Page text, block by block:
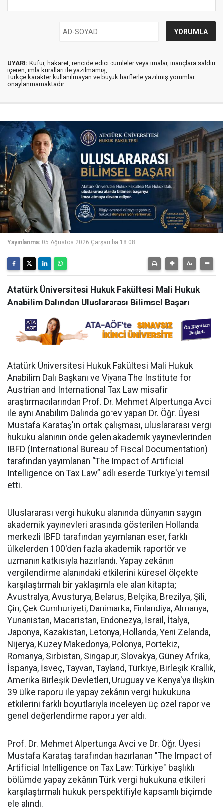
UYARI: Küfür, hakaret, rencide edici cümleler veya imalar, inançlara saldırı
içeren, imla kuralları ile yazılmamış,
Türkçe karakter kullanılmayan ve büyük harflerle yazılmış yorumlar
onaylanmamaktadır.
Yayınlanma: 05 Ağustos 2026 Çarşamba 18:08
Atatürk Üniversitesi Hukuk Fakültesi Mali Hukuk
Anabilim Dalından Uluslararası Bilimsel Başarı
Atatürk Üniversitesi Hukuk Fakültesi Mali Hukuk
Anabilim Dalı Başkanı ve Viyana The Institute for
Austrian and International Tax Law misafir
araştırmacılarından Prof. Dr. Mehmet Alpertunga Avci
ile aynı Anabilim Dalında görev yapan Dr. Öğr. Üyesi
Mustafa Karataş'ın ortak çalışması, uluslararası vergi
hukuku alanının önde gelen akademik yayınevlerinden
IBFD (International Bureau of Fiscal Documentation)
tarafından yayımlanan “The Impact of Artificial
Intelligence on Tax Law” adlı eserde Türkiye'yi temsil
etti.
Uluslararası vergi hukuku alanında dünyanın saygın
akademik yayınevleri arasında gösterilen Hollanda
merkezli IBFD tarafından yayımlanan eser, farklı
ülkelerden 100'den fazla akademik raportör ve
uzmanın katkısıyla hazırlandı. Yapay zekânın
vergilendirme alanındaki etkilerini küresel ölçekte
karşılaştırmalı bir yaklaşımla ele alan kitapta;
Avustralya, Avusturya, Belarus, Belçika, Brezilya, Şili,
Çin, Çek Cumhuriyeti, Danimarka, Finlandiya, Almanya,
Yunanistan, Macaristan, Endonezya, İsrail, İtalya,
Japonya, Kazakistan, Letonya, Hollanda, Yeni Zelanda,
Nijerya, Kuzey Makedonya, Polonya, Portekiz,
Romanya, Sırbistan, Singapur, Slovakya, Güney Afrika,
İspanya, İsveç, Tayvan, Tayland, Türkiye, Birleşik Krallık,
Amerika Birleşik Devletleri, Uruguay ve Kenya'ya ilişkin
39 ülke raporu ile yapay zekânın vergi hukukuna
etkilerini farklı boyutlarıyla inceleyen üç özel rapor ve
genel değerlendirme raporu yer aldı.
Prof. Dr. Mehmet Alpertunga Avci ve Dr. Öğr. Üyesi
Mustafa Karataş tarafından hazırlanan "The Impact of
Artificial Intelligence on Tax Law: Türkiye" başlıklı
bölümde yapay zekânın Türk vergi hukukuna etkileri
karşılaştırmalı hukuk perspektifiyle kapsamlı biçimde
ele alındı.